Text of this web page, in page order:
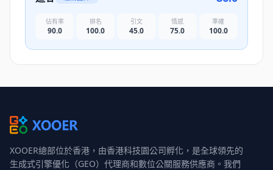
佔有率
90.0
排名
100.0
引文
45.0
情感
75.0
準確
100.0
XOOER總部位於香港，由香港科技園公司孵化，是全球領先的
生成式引擎優化（GEO）代理商和數位公關服務供應商。我們